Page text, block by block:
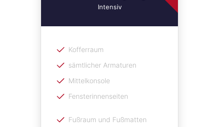
Intensiv
Kofferraum
sämtlicher Armaturen
Mittelkonsole
Fensterinnenseiten
Fußraum und Fußmatten